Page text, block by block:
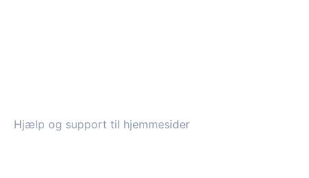
Hjælp og support til hjemmesider